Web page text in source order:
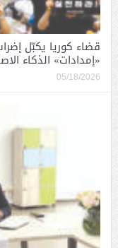
قضاء كوريا يكبّل
«إمدادات» الذكاء
05/18/2026